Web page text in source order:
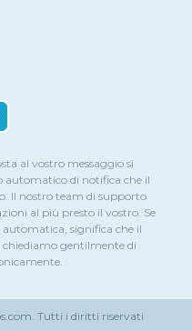
al vostro messaggio si
automatico di notifica che il
Il nostro team di supporto
al più presto il vostro. Se
significa che il
chiediamo gentilmente di
Tutti i diritti riservati